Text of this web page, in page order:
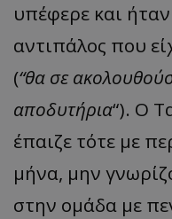
υπέφερε και
αντιπάλος που
(“θα σε
αποδυτήρια“). Ο
έπαιζε τότε με
μήνα, μην
στην ομάδα με